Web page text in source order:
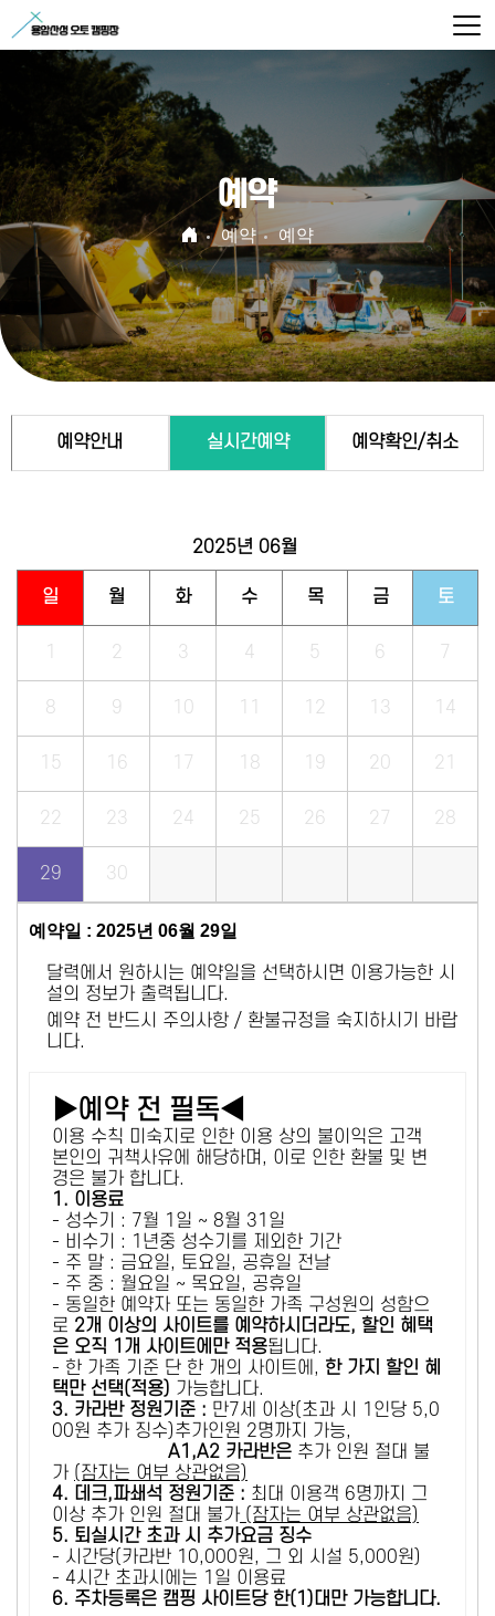
예약
예약 예약
예약안내 실시간예약 예약확인/취소
2025년 06월
일 월 화 수 목 금 토
1 2 3 4 5 6 7
8 9 10 11 12 13 14
15 16 17 18 19 20 21
22 23 24 25 26 27 28
29 30
예약일 : 2025년 06월 29일
달력에서 원하시는 예약일을 선택하시면 이용가능한 시
설의 정보가 출력됩니다.
예약 전 반드시 주의사항 / 환불규정을 숙지하시기 바랍
니다.
▶예약 전 필독◀
이용 수칙 미숙지로 인한 이용 상의 불이익은 고객
본인의 귀책사유에 해당하며, 이로 인한 환불 및 변
경은 불가 합니다.
1. 이용료
- 성수기 : 7월 1일 ~ 8월 31일
- 비수기 : 1년중 성수기를 제외한 기간
- 주 말 : 금요일, 토요일, 공휴일 전날
- 주 중 : 월요일 ~ 목요일, 공휴일
- 동일한 예약자 또는 동일한 가족 구성원의 성함으
로 2개 이상의 사이트를 예약하시더라도, 할인 혜택
은 오직 1개 사이트에만 적용됩니다.
- 한 가족 기준 단 한 개의 사이트에, 한 가지 할인 혜
택만 선택(적용) 가능합니다.
3. 카라반 정원기준 : 만7세 이상(초과 시 1인당 5,0
00원 추가 징수)추가인원 2명까지 가능,
A1,A2 카라반은 추가 인원 절대 불
가 (잠자는 여부 상관없음)
4. 데크,파쇄석 정원기준 : ​최대 이용객 6명까지 그
이상 추가 인원 절대 불가 (잠자는 여부 상관없음)
5. 퇴실시간 초과 시 추가요금 징수
- 시간당(카라반 10,000원, 그 외 시설 5,000원)
- 4시간 초과시에는 1일 이용료
6. 주차등록은 캠핑 사이트당 한(1)대만 가능합니다.